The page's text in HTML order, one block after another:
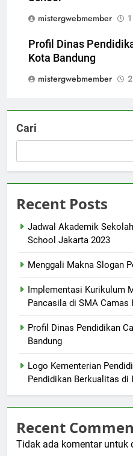
mistergwebmember
Profil Dinas
Kota Bandung
mistergwebmember
Cari
Recent Posts
Jadwal Akademik
School Jakarta 2023
Menggali Makna Slogan
Implementasi Kurikulum
Pancasila di SMA Camas
Profil Dinas Pendidikan
Bandung
Logo Kementerian
Pendidikan Berkualitas di
Recent
Tidak ada komentar untuk